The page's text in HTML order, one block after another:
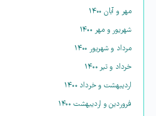
مهر و آبان ۱۴۰۰
شهریور و مهر ۱۴۰۰
مرداد و شهریور ۱۴۰۰
خرداد و تیر ۱۴۰۰
اردیبهشت و خرداد ۱۴۰۰
فروردین و اردیبهشت ۱۴۰۰